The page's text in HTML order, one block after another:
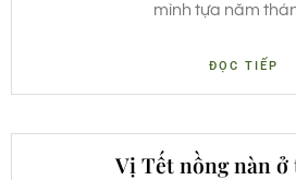
mình tựa năm
ĐỌC TIẾP
Vị Tết nồng nàn ở